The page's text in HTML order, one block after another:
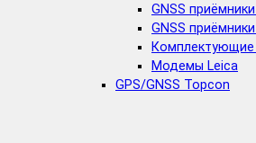
GNSS приёмники
GNSS приёмники
Комплектующие
Модемы Leica
GPS/GNSS Topcon